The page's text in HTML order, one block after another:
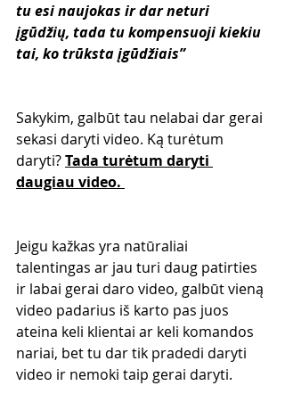
tu esi naujokas ir dar neturi
įgūdžių, tada tu kompensuoji kiekiu
tai, ko trūksta įgūdžiais”
Sakykim, galbūt tau nelabai dar gerai
sekasi daryti video. Ką turėtum
daryti? Tada turėtum daryti
daugiau video.
Jeigu kažkas yra natūraliai
talentingas ar jau turi daug patirties
ir labai gerai daro video, galbūt vieną
video padarius iš karto pas juos
ateina keli klientai ar keli komandos
nariai, bet tu dar tik pradedi daryti
video ir nemoki taip gerai daryti.